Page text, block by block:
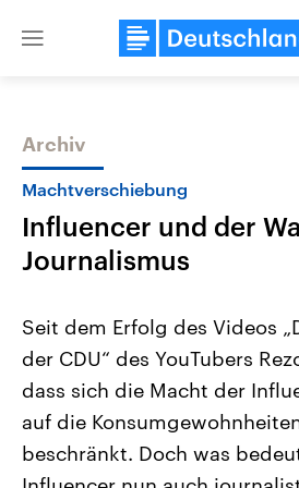
Close
Themen
Landtagswahl Sachsen-Anhalt
2026
Alle Informationen
Sachsen-Anhalt wählt am 6.
September 2026 einen neuen
Landtag. Seit 2021 wird das
Bundesland von einer Koalition aus
Archiv
Machtverschiebung
Influencer und der
Journalismus
Seit dem Erfolg des Videos
der CDU“ des YouTubers
dass sich die Macht der
auf die
beschränkt. Doch was